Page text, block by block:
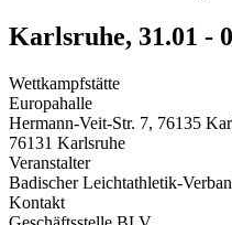
Karlsruhe, 31.01 -
Wettkampfstätte
Europahalle
Hermann-Veit-Str. 7, 76135
76131 Karlsruhe
Veranstalter
Badischer Leichtathletik-
Kontakt